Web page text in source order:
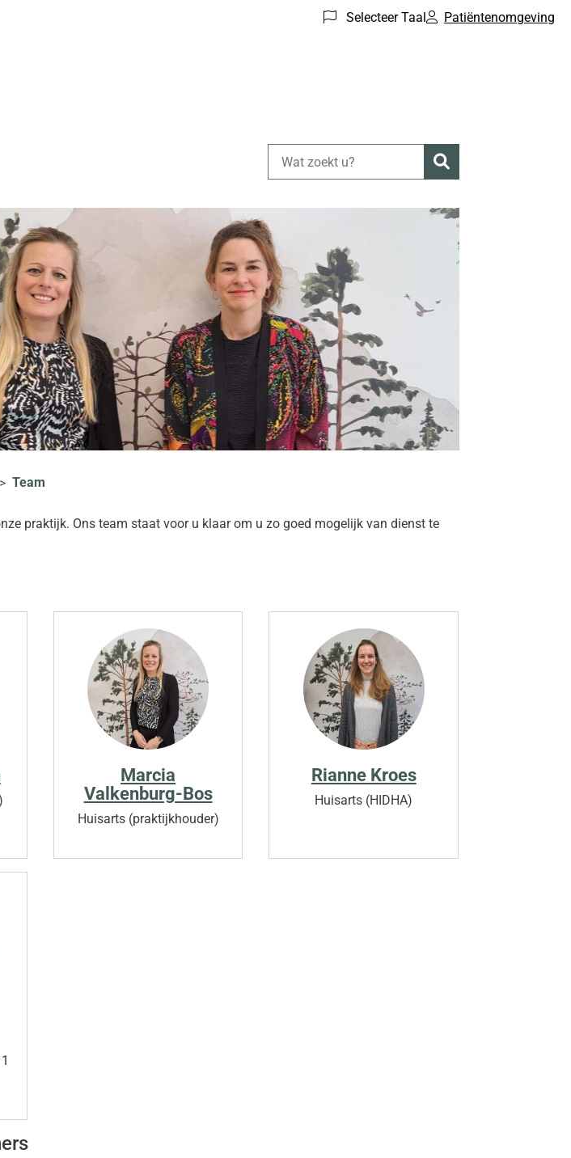
Selecteer Taal Patiëntenomgeving
Zoeken
Team
praktijk. Ons team staat voor u klaar om u zo goed mogelijk van dienst te
Marcia
Valkenburg-Bos
Huisarts (praktijkhouder)
Rianne Kroes
Huisarts (HIDHA)